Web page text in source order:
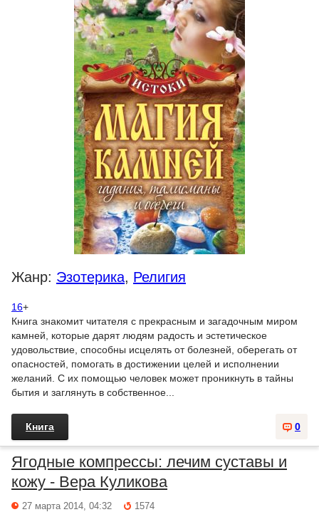
Жанр: Эзотерика, Религия
16+
Книга знакомит читателя с прекрасным и загадочным миром
камней, которые дарят людям радость и эстетическое
удовольствие, способны исцелять от болезней, оберегать от
опасностей, помогать в достижении целей и исполнении
желаний. С их помощью человек может проникнуть в тайны
бытия и заглянуть в собственное...
0
Книга
Ягодные компрессы: лечим суставы и
кожу - Вера Куликова
27 марта 2014, 04:32 1574